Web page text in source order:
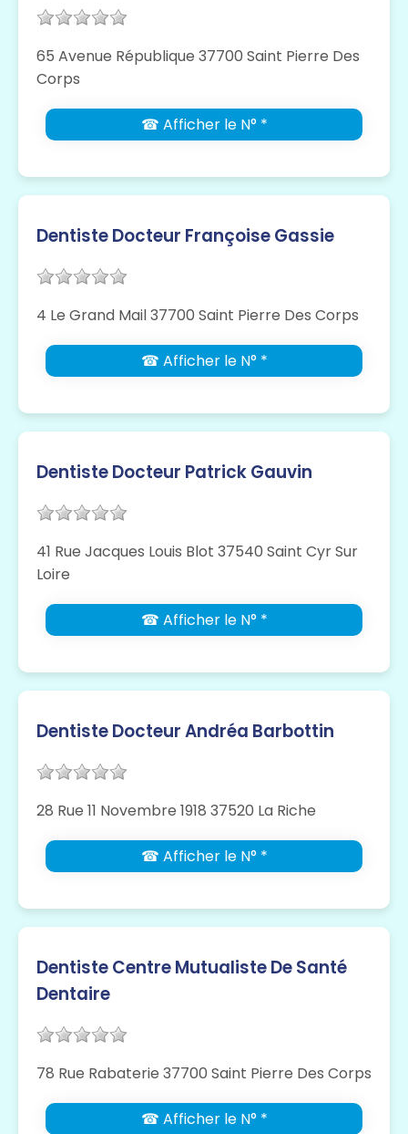
65 Avenue République 37700 Saint Pierre Des
Corps
☎ Afficher le N° *
Dentiste Docteur Françoise Gassie
4 Le Grand Mail 37700 Saint Pierre Des Corps
☎ Afficher le N° *
Dentiste Docteur Patrick Gauvin
41 Rue Jacques Louis Blot 37540 Saint Cyr Sur
Loire
☎ Afficher le N° *
Dentiste Docteur Andréa Barbottin
28 Rue 11 Novembre 1918 37520 La Riche
☎ Afficher le N° *
Dentiste Centre Mutualiste De Santé
Dentaire
78 Rue Rabaterie 37700 Saint Pierre Des Corps
☎ Afficher le N° *